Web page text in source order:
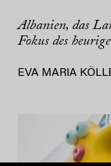
Albanien, das
Fokus des
EVA MARIA